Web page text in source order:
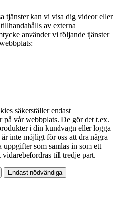
tjänster kan vi visa dig videor eller
av externa
använder vi följande tjänster
säkerställer endast
på vår webbplats. De gör det t.ex.
i din kundvagn eller logga
inte möjligt för oss att dra några
uppgifter som samlas in som ett
till tredje part.
Endast nödvändiga